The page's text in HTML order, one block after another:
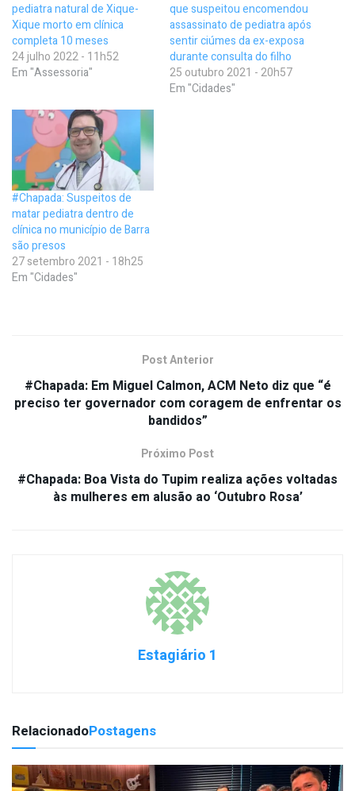
pediatra natural de Xique-
Xique morto em clínica
completa 10 meses
24 julho 2022 - 11h52
Em "Assessoria"
que suspeitou encomendou
assassinato de pediatra após
sentir ciúmes da ex-exposa
durante consulta do filho
25 outubro 2021 - 20h57
Em "Cidades"
#Chapada: Suspeitos de
matar pediatra dentro de
clínica no município de Barra
são presos
27 setembro 2021 - 18h25
Em "Cidades"
Post Anterior
#Chapada: Em Miguel Calmon, ACM Neto diz que “é
preciso ter governador com coragem de enfrentar os
bandidos”
Próximo Post
#Chapada: Boa Vista do Tupim realiza ações voltadas
às mulheres em alusão ao ‘Outubro Rosa’
Estagiário 1
RelacionadoPostagens